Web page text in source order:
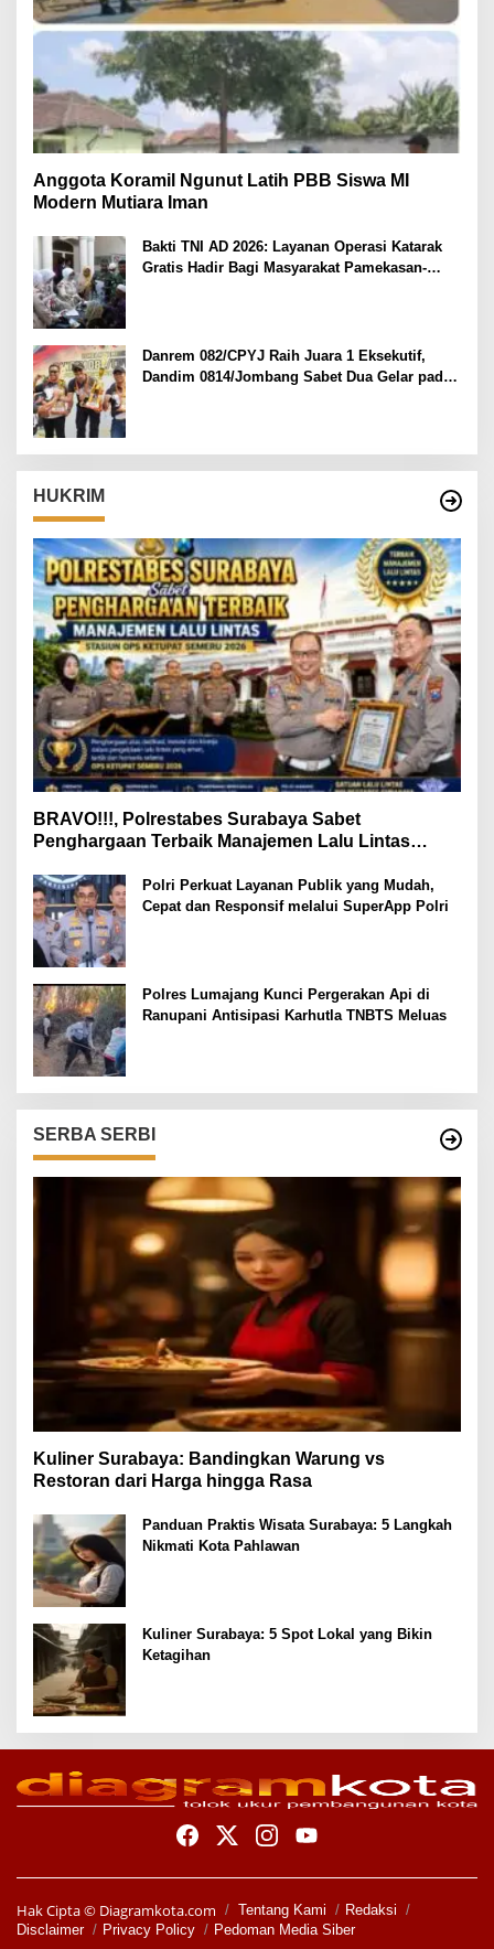
Anggota Koramil Ngunut Latih PBB Siswa MI
Modern Mutiara Iman
Bakti TNI AD 2026: Layanan Operasi Katarak
Gratis Hadir Bagi Masyarakat Pamekasan-
Danrem 082/CPYJ Raih Juara 1 Eksekutif,
Dandim 0814/Jombang Sabet Dua Gelar pada
HUKRIM
BRAVO!!!, Polrestabes Surabaya Sabet
Penghargaan Terbaik Manajemen Lalu Lintas
Polri Perkuat Layanan Publik yang Mudah,
Cepat dan Responsif melalui SuperApp Polri
Polres Lumajang Kunci Pergerakan Api di
Ranupani Antisipasi Karhutla TNBTS Meluas
SERBA SERBI
Kuliner Surabaya: Bandingkan Warung vs
Restoran dari Harga hingga Rasa
Panduan Praktis Wisata Surabaya: 5 Langkah
Nikmati Kota Pahlawan
Kuliner Surabaya: 5 Spot Lokal yang Bikin
Ketagihan
Hak Cipta © Diagramkota.com Tentang Kami
Redaksi
Disclaimer
Privacy Policy Pedoman Media Siber